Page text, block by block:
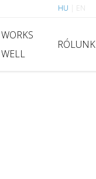
HU EN
WORKS
WELL
RÓLUNK